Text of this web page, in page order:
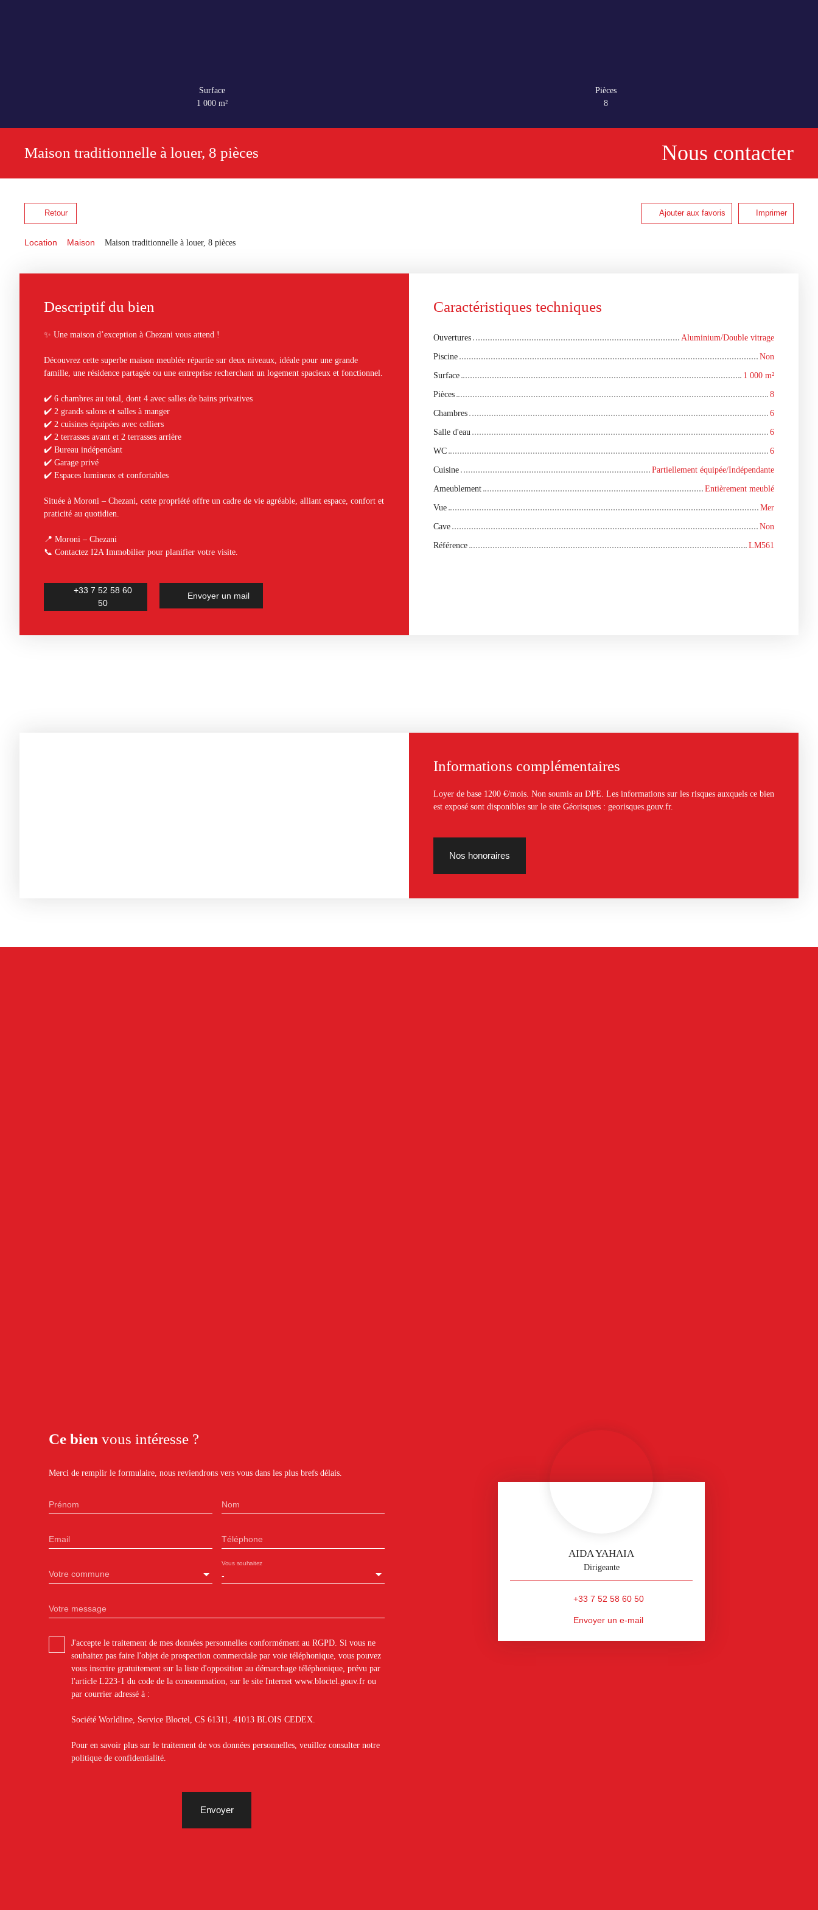
Surface
1 000 m²
Pièces
8
Maison traditionnelle à louer, 8 pièces Nous contacter
Retour Ajouter aux favoris Imprimer
Location Maison Maison traditionnelle à louer, 8 pièces
Descriptif du bien
✨ Une maison d’exception à Chezani vous attend !
Découvrez cette superbe maison meublée répartie sur deux niveaux, idéale pour une grande
famille, une résidence partagée ou une entreprise recherchant un logement spacieux et fonctionnel.
✔️ 6 chambres au total, dont 4 avec salles de bains privatives
✔️ 2 grands salons et salles à manger
✔️ 2 cuisines équipées avec celliers
✔️ 2 terrasses avant et 2 terrasses arrière
✔️ Bureau indépendant
✔️ Garage privé
✔️ Espaces lumineux et confortables
Située à Moroni – Chezani, cette propriété offre un cadre de vie agréable, alliant espace, confort et
praticité au quotidien.
📍 Moroni – Chezani
📞 Contactez I2A Immobilier pour planifier votre visite.
+33 7 52 58 60
50
Envoyer un mail
Caractéristiques techniques
Ouvertures
Aluminium/Double vitrage
Piscine
Non
Surface
1 000 m²
Pièces
8
Chambres
6
Salle d'eau
6
WC
6
Cuisine
Partiellement équipée/Indépendante
Ameublement
Entièrement meublé
Vue
Mer
Cave
Non
Référence
LM561
Informations complémentaires
Loyer de base 1200 €/mois. Non soumis au DPE. Les informations sur les risques auxquels ce bien
est exposé sont disponibles sur le site Géorisques : georisques.gouv.fr.
Nos honoraires
Ce bien vous intéresse ?
Merci de remplir le formulaire, nous reviendrons vers vous dans les plus brefs délais.
Prénom Nom
Email Téléphone
Votre commune -
Vous souhaitez
Votre message
J'accepte le traitement de mes données personnelles conformément au RGPD. Si vous ne
souhaitez pas faire l'objet de prospection commerciale par voie téléphonique, vous pouvez
vous inscrire gratuitement sur la liste d'opposition au démarchage téléphonique, prévu par
l'article L223-1 du code de la consommation, sur le site Internet www.bloctel.gouv.fr ou
par courrier adressé à :
Société Worldline, Service Bloctel, CS 61311, 41013 BLOIS CEDEX.
Pour en savoir plus sur le traitement de vos données personnelles, veuillez consulter notre
politique de confidentialité.
Envoyer
AIDA YAHAIA
Dirigeante
+33 7 52 58 60 50
Envoyer un e-mail